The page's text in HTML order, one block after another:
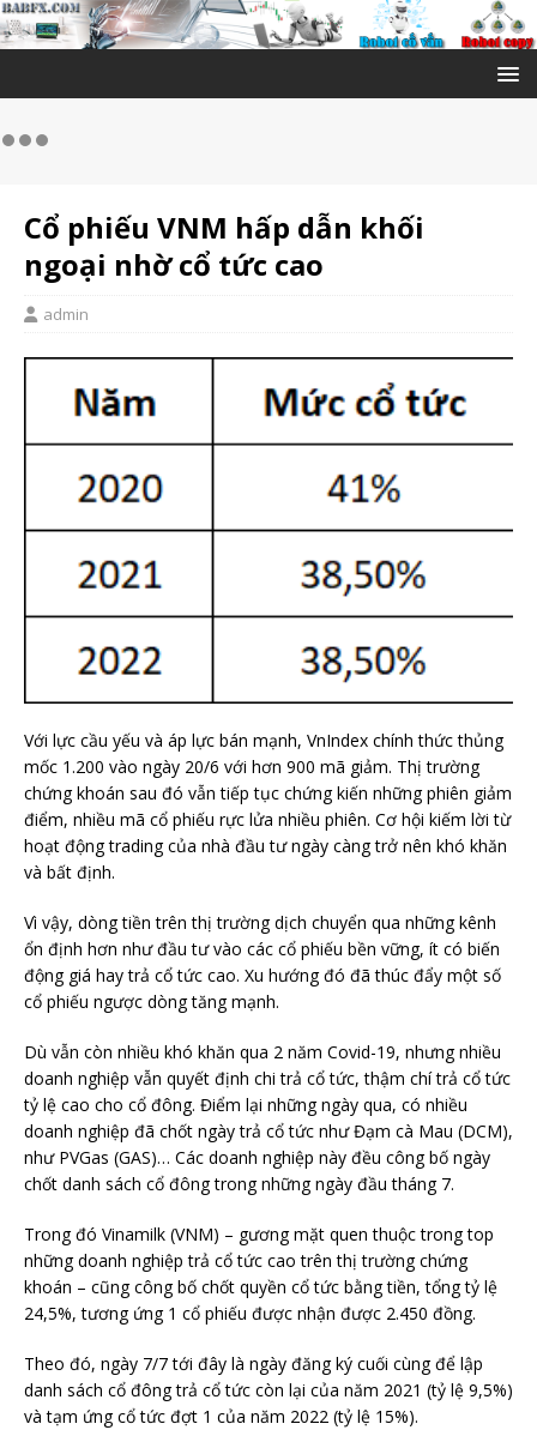
Cổ phiếu VNM hấp dẫn khối
ngoại nhờ cổ tức cao
admin
Với lực cầu yếu và áp lực bán mạnh, VnIndex chính thức thủng
mốc 1.200 vào ngày 20/6 với hơn 900 mã giảm. Thị trường
chứng khoán sau đó vẫn tiếp tục chứng kiến những phiên giảm
điểm, nhiều mã cổ phiếu rực lửa nhiều phiên. Cơ hội kiếm lời từ
hoạt động trading của nhà đầu tư ngày càng trở nên khó khăn
và bất định.
Vì vậy, dòng tiền trên thị trường dịch chuyển qua những kênh
ổn định hơn như đầu tư vào các cổ phiếu bền vững, ít có biến
động giá hay trả cổ tức cao. Xu hướng đó đã thúc đẩy một số
cổ phiếu ngược dòng tăng mạnh.
Dù vẫn còn nhiều khó khăn qua 2 năm Covid-19, nhưng nhiều
doanh nghiệp vẫn quyết định chi trả cổ tức, thậm chí trả cổ tức
tỷ lệ cao cho cổ đông. Điểm lại những ngày qua, có nhiều
doanh nghiệp đã chốt ngày trả cổ tức như Đạm cà Mau (DCM),
như PVGas (GAS)… Các doanh nghiệp này đều công bố ngày
chốt danh sách cổ đông trong những ngày đầu tháng 7.
Trong đó Vinamilk (VNM) – gương mặt quen thuộc trong top
những doanh nghiệp trả cổ tức cao trên thị trường chứng
khoán – cũng công bố chốt quyền cổ tức bằng tiền, tổng tỷ lệ
24,5%, tương ứng 1 cổ phiếu được nhận được 2.450 đồng.
Theo đó, ngày 7/7 tới đây là ngày đăng ký cuối cùng để lập
danh sách cổ đông trả cổ tức còn lại của năm 2021 (tỷ lệ 9,5%)
và tạm ứng cổ tức đợt 1 của năm 2022 (tỷ lệ 15%).